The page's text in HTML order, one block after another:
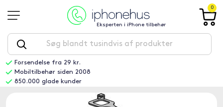
Eksperten i iPhone tilbehør
0
Forsendelse fra 29 kr.
Mobiltilbehør siden 2008
850.000 glade kunder